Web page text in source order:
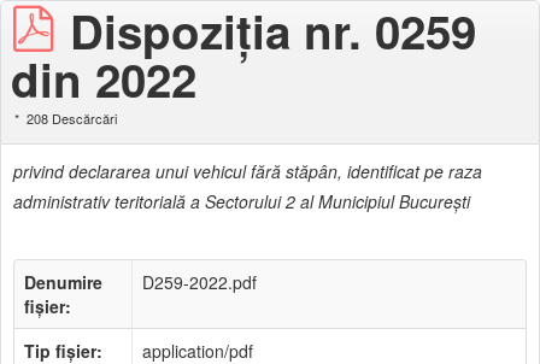
Dispoziţia nr. 0259
din 2022
208 Descărcări
privind declararea unui vehicul fără stăpân, identificat pe raza
administrativ teritorială a Sectorului 2 al Municipiul Bucureşti
Denumire
fișier:
D259-2022.pdf
Tip fișier:
application/pdf